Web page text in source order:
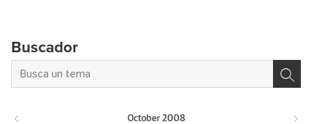
Buscador
October 2008